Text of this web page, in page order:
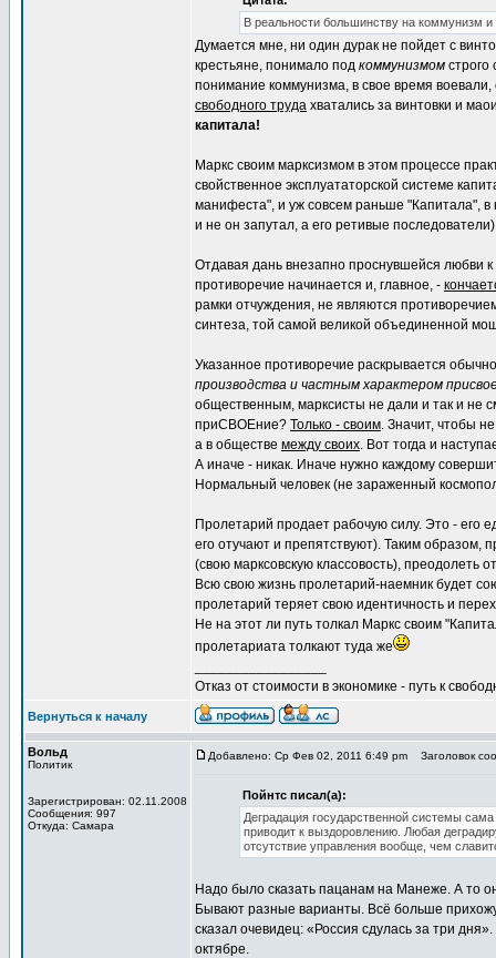
В реальности большинству на коммунизм
Думается мне, ни один дурак не пойдет с
крестьяне, понимало под коммунизмом строго
понимание коммунизма, в свое время
свободного труда хватались за винтовки и
капитала!
Маркс своим марксизмом в этом процессе
свойственное эксплуататорской системе
манифеста", и уж совсем раньше "Капитала",
и не он запутал, а его ретивые
Отдавая дань внезапно проснувшейся любви к
противоречие начинается и, главное, -
рамки отчуждения, не являются
синтеза, той самой великой объединенной
Указанное противоречие раскрывается
производства и частным характером
общественным, марксисты не дали и так и не
приСВОЕние? Только - своим. Значит, чтобы
а в обществе между своих. Вот тогда и
А иначе - никак. Иначе нужно каждому
Нормальный человек (не зараженный
Пролетарий продает рабочую силу. Это - его
его отучают и препятствуют). Таким образом,
(свою марксовскую классовость), преодолеть
Всю свою жизнь пролетарий-наемник будет
пролетарий теряет свою идентичность и
Не на этот ли путь толкал Маркс своим
пролетариата толкают туда же
Отказ от стоимости в экономике - путь к
Вернуться к началу
Вольд
Политик
Зарегистрирован: 02.11.2008
Сообщения: 997
Откуда: Самара
Добавлено: Ср Фев 02, 2011 6:49 pm Заголовок
Пойнтс писал(а):
Деградация государственной системы
приводит к выздоровлению. Любая
отсутствие управления вообще, чем
Надо было сказать пацанам на Манеже. А то
Бывают разные варианты. Всё больше
сказал очевидец: «Россия сдулась за три
октябре.